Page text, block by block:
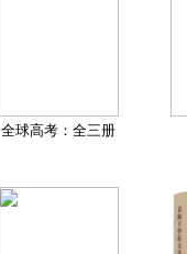
全球高考：全三册